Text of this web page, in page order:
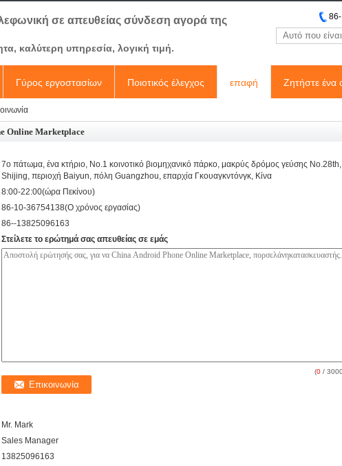
σε απευθείας σύνδεση αγορά της
καλύτερη υπηρεσία, λογική τιμή.
Γύρος εργοστασίων Ποιοτικός έλεγχος επαφή Ζητήστε
Online Marketplace
7ο πάτωμα, ένα κτήριο, No.1 κοινοτικό βιομηχανικό πάρκο, μακρύς δρόμος γεύσης
Shijing, περιοχή Baiyun, πόλη Guangzhou, επαρχία Γκουαγκντόνγκ, Κίνα
8:00-22:00(ώρα Πεκίνου)
86-10-36754138(Ο χρόνος εργασίας)
86--13825096163
Στείλετε το ερώτημά σας απευθείας σε εμάς
(0 /
Mr. Mark
Sales Manager
13825096163